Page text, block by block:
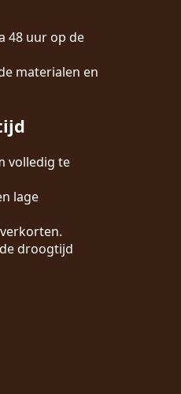
48 uur op de
materialen en
volledig te
lage
droogtijd